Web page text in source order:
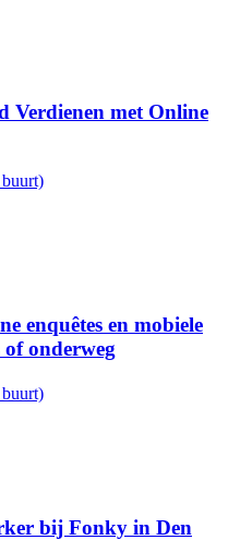
Verdienen met Online
enquêtes en mobiele
onderweg
bij Fonky in Den